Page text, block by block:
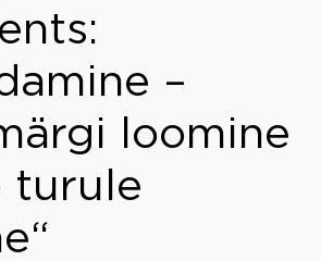
–
loomine
turule